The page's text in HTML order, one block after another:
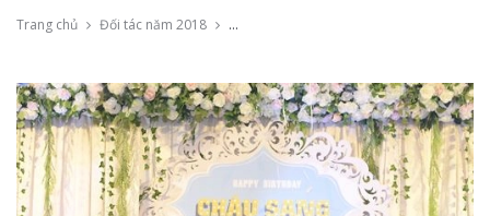
Trang chủ Đối tác năm 2018 Chụp ảnh Sinh nhật cho bé tại Trống